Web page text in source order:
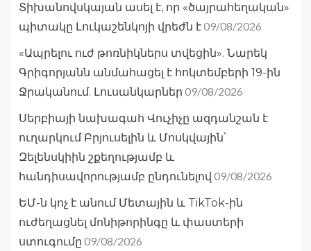
Տիխանովսկայան ասել է, որ «ծայրահեղական»
պիտակը Լուկաշենկոյի վրեժն է09/08/2026
«Ապրելու ուժ թոռնիկներս տվեցին». Նարեկ
Գրիգորյանն անմահացել է հոկտեմբերի 19-ին
Ջրականում. Լուսանկարներ 09/08/2026
Սերբիայի նախագահ Վուչիչը ազդանշան է
ուղարկում Բրյուսելին և Մոսկվային՝
Զելենսկիին շքեղությամբ և
հանդիսավորությամբ ընդունելով 09/08/2026
ԵՄ-ն կոչ է անում Մետային և TikTok-ին
ուժեղացնել մոնիթորինգը և փաստերի
ստուգումը 09/08/2026